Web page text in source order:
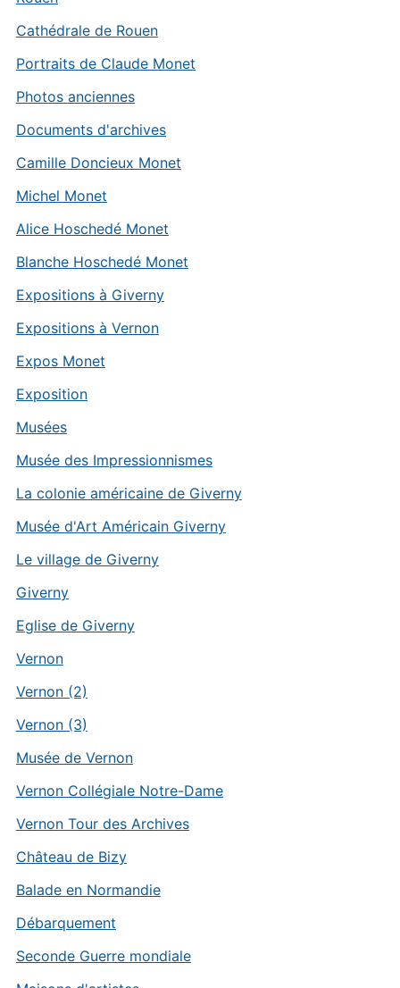
Cathédrale de Rouen
Portraits de Claude Monet
Photos anciennes
Documents d'archives
Camille Doncieux Monet
Michel Monet
Alice Hoschedé Monet
Blanche Hoschedé Monet
Expositions à Giverny
Expositions à Vernon
Expos Monet
Exposition
Musées
Musée des Impressionnismes
La colonie américaine de Giverny
Musée d'Art Américain Giverny
Le village de Giverny
Giverny
Eglise de Giverny
Vernon
Vernon (2)
Vernon (3)
Musée de Vernon
Vernon Collégiale Notre-Dame
Vernon Tour des Archives
Château de Bizy
Balade en Normandie
Débarquement
Seconde Guerre mondiale